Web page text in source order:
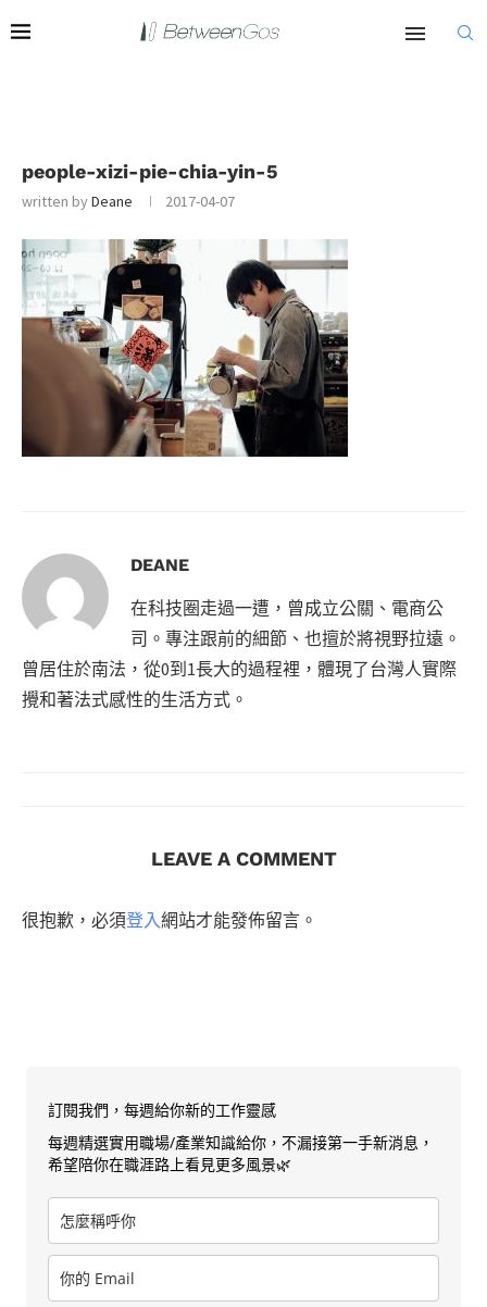
people-xizi-pie-chia-yin-5
written byDeane 2017-04-07
DEANE
在科技圈走過一遭，曾成立公關、電商公
司。專注跟前的細節、也擅於將視野拉遠。
曾居住於南法，從0到1長大的過程裡，體現了台灣人實際
攪和著法式感性的生活方式。
LEAVE A COMMENT
很抱歉，必須登入網站才能發佈留言。
訂閱我們，每週給你新的工作靈感
每週精選實用職場/產業知識給你，不漏接第一手新消息，
希望陪你在職涯路上看見更多風景🌿